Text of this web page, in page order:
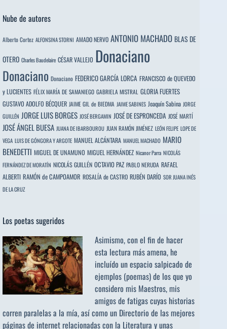
Nube de autores
Alberto Cortez ALFONSINA STORNI AMADO NERVO ANTONIO MACHADO BLAS DE
OTERO Charles Baudelaire CÉSAR VALLEJO Donaciano
Donaciano Donaciano FEDERICO GARCÍA LORCA FRANCISCO de QUEVEDO
y LUCIENTES FÉLIX MARÍA DE SAMANIEGO GABRIELA MISTRAL GLORIA FUERTES
GUSTAVO ADOLFO BÉCQUER JAIME GIL de BIEDMA JAIME SABINES Joaquín Sabina JORGE
GUILLÉN JORGE LUIS BORGES JOSÉ BERGAMIN JOSÉ DE ESPRONCEDA JOSÉ MARTÍ
JOSÉ ÁNGEL BUESA JUANA DE IBARBOUROU JUAN RAMÓN JIMÉNEZ LEÓN FELIPE LOPE DE
VEGA LUIS DE GÓNGORA Y ARGOTE MANUEL ALCÁNTARA MANUEL MACHADO MARIO
BENEDETTI MIGUEL DE UNAMUNO MIGUEL HERNÁNDEZ Nicanor Parra NICOLÁS
FERNÁNDEZ DE MORATÍN NICOLÁS GUILLÉN OCTAVIO PAZ PABLO NERUDA RAFAEL
ALBERTI RAMÓN de CAMPOAMOR ROSALÍA de CASTRO RUBÉN DARÍO SOR JUANA INÉS
DE LA CRUZ
Los poetas sugeridos
Asimismo, con el fin de hacer
esta lectura más amena, he
incluído un espacio salpicado de
ejemplos (poemas) de los que yo
considero mis Maestros, mis
amigos de fatigas cuyas historias
corren paralelas a la mía, así como un Directorio de las mejores
páginas de internet relacionadas con la Literatura y unas